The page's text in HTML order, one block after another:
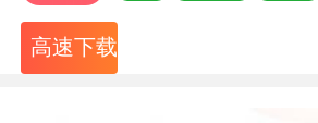
高速下载